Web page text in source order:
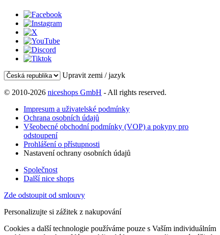
Upravit zemi / jazyk
© 2010-2026 niceshops GmbH - All rights reserved.
Impresum a uživatelské podmínky
Ochrana osobních údajů
Všeobecné obchodní podmínky (VOP) a pokyny pro
odstoupení
Prohlášení o přístupnosti
Nastavení ochrany osobních údajů
Společnost
Další nice shops
Zde odstoupit od smlouvy
Personalizujte si zážitek z nakupování
Cookies a další technologie používáme pouze s Vaším individuálním